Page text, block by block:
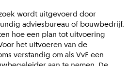
wordt uitgevoerd door
adviesbureau of bouwbedrijf.
hoe een plan tot uitvoering
het uitvoeren van de
verstandig om als VvE een